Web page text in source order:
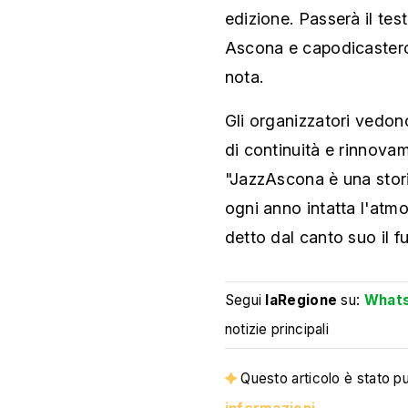
edizione. Passerà il
Ascona e
nota.
Gli organizzatori
di continuità e
"JazzAscona è una
ogni anno intatta
detto dal canto suo il
Segui laRegione su:
notizie principali
Questo articolo è stato